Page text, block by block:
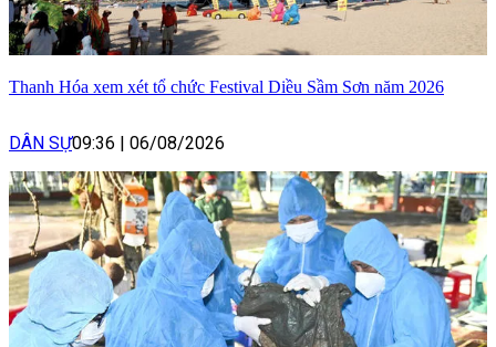
Thanh Hóa xem xét tổ chức Festival Diều Sầm Sơn năm 2026
DÂN SỰ09:36 06/08/2026